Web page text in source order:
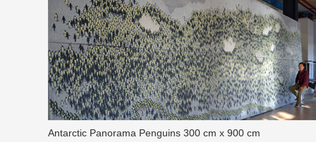
Antarctic Panorama Penguins 300 cm x 900 cm